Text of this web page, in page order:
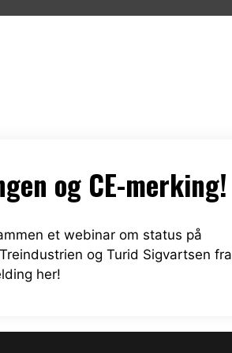
og CE-merking!
et webinar om status på
og Turid Sigvartsen fra
her!